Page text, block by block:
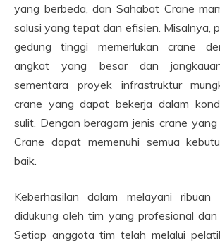
yang berbeda, dan Sahabat Crane
solusi yang tepat dan efisien. Misalnya,
gedung tinggi memerlukan crane
angkat yang besar dan
sementara proyek infrastruktur
crane yang dapat bekerja dalam
sulit. Dengan beragam jenis crane yang
Crane dapat memenuhi semua
baik.
Keberhasilan dalam melayani ribuan
didukung oleh tim yang profesional dan
Setiap anggota tim telah melalui